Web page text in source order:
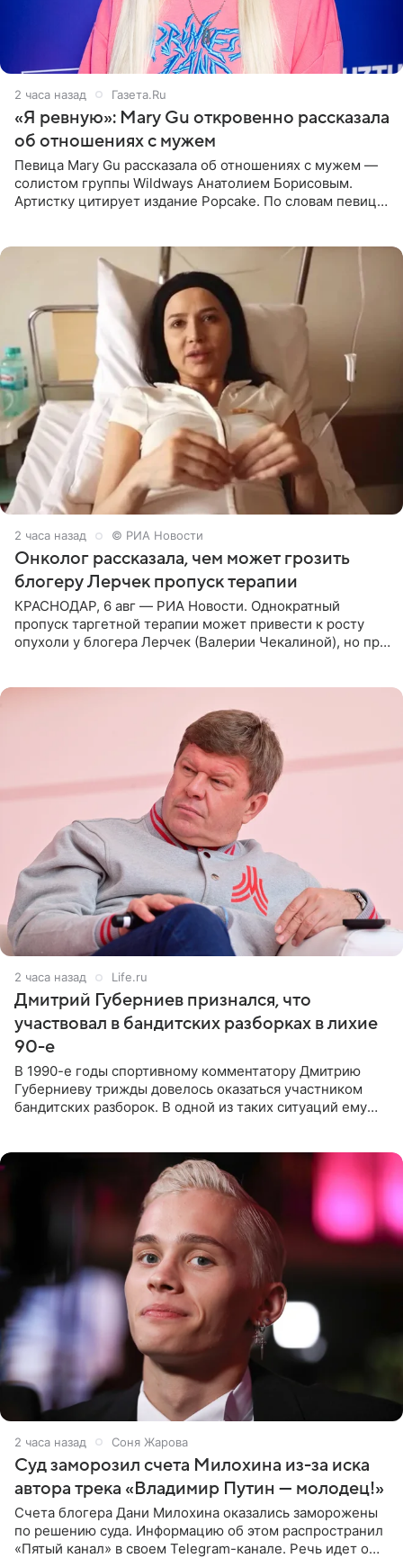
2 часа назад Газета.Ru
«Я ревную»: Mary Gu откровенно рассказала
об отношениях с мужем
Певица Mary Gu рассказала об отношениях с мужем —
солистом группы Wildways Анатолием Борисовым.
Артистку цитирует издание Popcake. По словам певицы,
2 часа назад © РИА Новости
Онколог рассказала, чем может грозить
блогеру Лерчек пропуск терапии
КРАСНОДАР, 6 авг — РИА Новости. Однократный
пропуск таргетной терапии может привести к росту
опухоли у блогера Лерчек (Валерии Чекалиной), но при
2 часа назад Life.ru
Дмитрий Губерниев признался, что
участвовал в бандитских разборках в лихие
90-е
В 1990-е годы спортивному комментатору Дмитрию
Губерниеву трижды довелось оказаться участником
бандитских разборок. В одной из таких ситуаций ему
2 часа назад Соня Жарова
Суд заморозил счета Милохина из-за иска
автора трека «Владимир Путин — молодец!»
Счета блогера Дани Милохина оказались заморожены
по решению суда. Информацию об этом распространил
«Пятый канал» в своем Telegram-канале. Речь идет о